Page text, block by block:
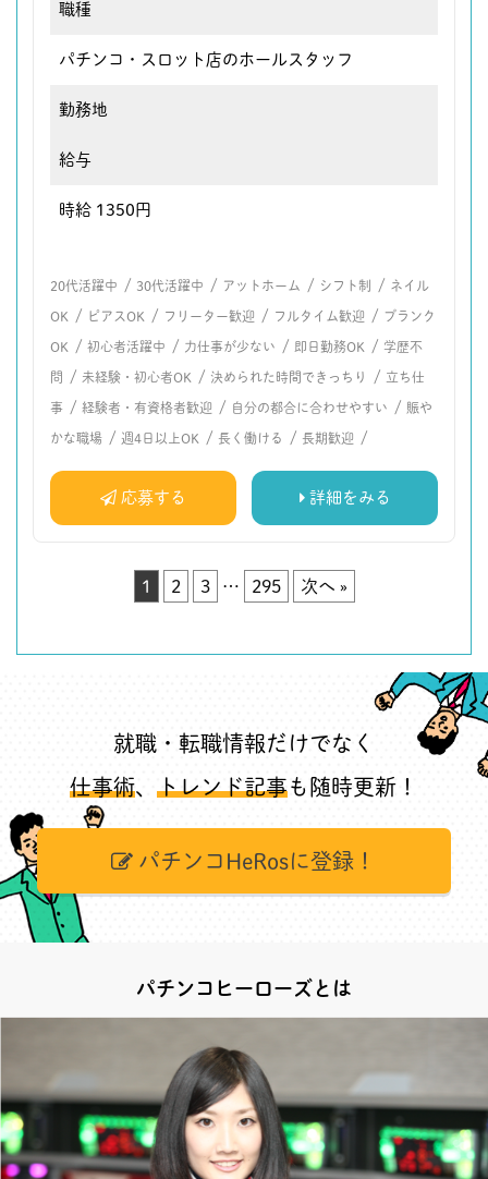
職種
パチンコ・スロット店のホールスタッフ
勤務地
給与
時給 1350円
20代活躍中 / 30代活躍中 / アットホーム / シフト制 / ネイル
OK / ピアスOK / フリーター歓迎 / フルタイム歓迎 / ブランク
OK / 初心者活躍中 / 力仕事が少ない / 即日勤務OK / 学歴不
問 / 未経験・初心者OK / 決められた時間できっちり / 立ち仕
事 / 経験者・有資格者歓迎 / 自分の都合に合わせやすい / 賑や
かな職場 / 週4日以上OK / 長く働ける / 長期歓迎 /
応募する 詳細をみる
1 2 3 … 295 次へ »
就職・転職情報だけでなく
仕事術、 トレンド記事も随時更新！
パチンコHeRosに登録！
パチンコヒーローズとは